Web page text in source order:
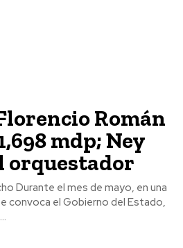
Román
mdp; Ney
orquestador
una
convoca el Gobierno del Estado,